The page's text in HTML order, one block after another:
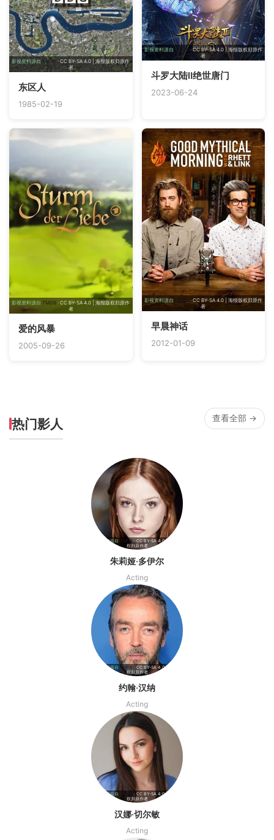
影视资料源自 TMDB · CC BY-SA 4.0 | 海报版权归原作
者
东区人
1985-02-19
影视资料源自 TMDB · CC BY-SA 4.0 | 海报版权归原作
者
斗罗大陆Ⅱ绝世唐门
2023-06-24
影视资料源自TMDB · CC BY-SA 4.0 | 海报版权归原作
者
爱的风暴
2005-09-26
影视资料源自 TMDB· CC BY-SA 4.0 | 海报版权归原作
者
早晨神话
2012-01-09
热门影人 查看全部 →
影视资料源自 TMDB · CC BY-SA 4.0 | 海报版
权归原作者
朱莉娅·多伊尔
Acting
影视资料源自 TMDB· CC BY-SA 4.0 | 海报版
权归原作者
约翰·汉纳
Acting
影视资料源自 TMDB · CC BY-SA 4.0 | 海报版
权归原作者
汉娜·切尔敏
Acting